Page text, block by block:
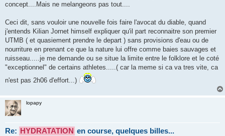
concept....Mais ne melangeons pas tout....
Ceci dit, sans vouloir une nouvelle fois faire l'avocat du diable, quand
j'entends Kilian Jornet himself expliquer qu'il part reconnaitre son premier
UTMB ( et quasiement prendre le depart ) sans provisions d'eau ou de
nourriture en prenant ce que la nature lui offre comme baies sauvages et
ruisseau.....je me demande ou se situe la limite entre le folklore et le coté
"exceptionnel" de certains athletes.....( car la meme si ca va tres vite, ca
n'est pas 2h06 d'effort...)
lopapy
Re: HYDRATATION en course, quelques billes...